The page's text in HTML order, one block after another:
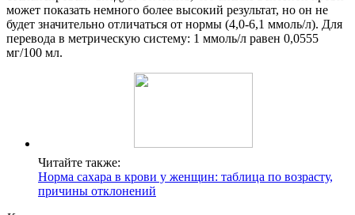
может показать немного более высокий результат, но он не
будет значительно отличаться от нормы (4,0-6,1 ммоль/л). Для
перевода в метрическую систему: 1 ммоль/л равен 0,0555
мг/100 мл.
Читайте также:
Норма сахара в крови у женщин: таблица по возрасту,
причины отклонений